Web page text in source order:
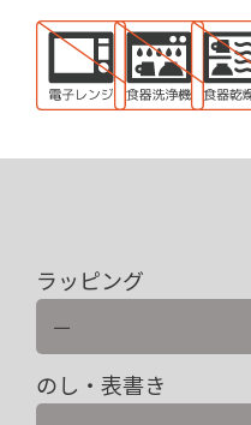
ラッピング
のし・表書き